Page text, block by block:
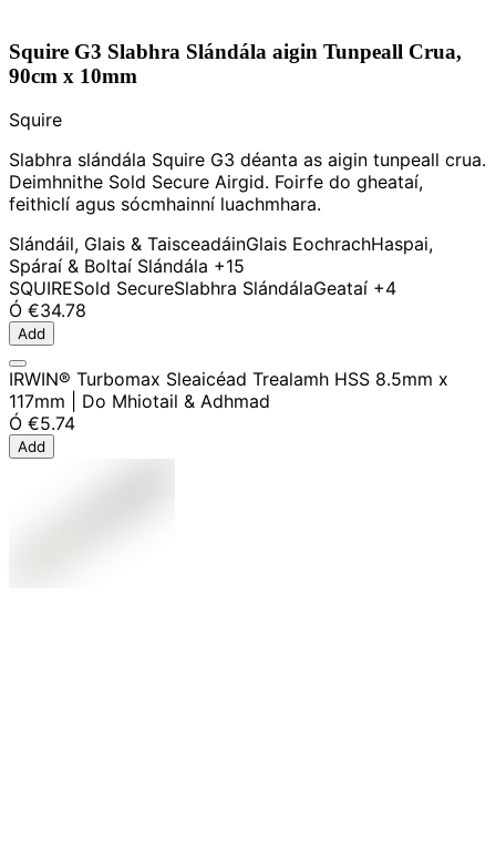
Squire G3 Slabhra Slándála aigin Tunpeall Crua,
90cm x 10mm
Squire
Slabhra slándála Squire G3 déanta as aigin tunpeall crua.
Deimhnithe Sold Secure Airgid. Foirfe do gheataí,
feithiclí agus sócmhainní luachmhara.
Slándáil, Glais & TaisceadáinGlais EochrachHaspai,
Spáraí & Boltaí Slándála +15
SQUIRESold SecureSlabhra SlándálaGeataí +4
Ó €34.78
Add
IRWIN® Turbomax Sleaicéad Trealamh HSS 8.5mm x
117mm | Do Mhiotail & Adhmad
Ó €5.74
Add